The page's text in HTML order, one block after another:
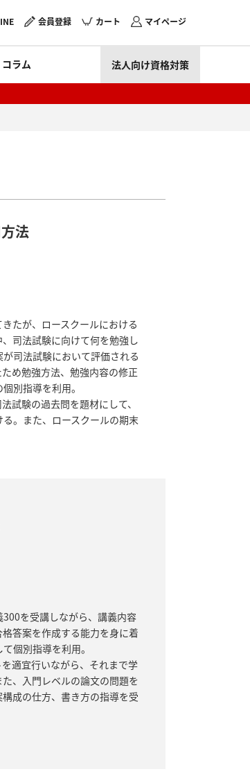
会員登録 カート マイページ
コラム 法人向け資格対策
法
たが、ロースクールにおける
司法試験に向けて何を勉強し
司法試験において評価される
め勉強方法、勉強内容の修正
別指導を利用。
試験の過去問を題材にして、
。また、ロースクールの期末
を受講しながら、講義内容
答案を作成する能力を身に着
個別指導を利用。
適宜行いながら、それまで学
、入門レベルの論文の問題を
成の仕方、書き方の指導を受